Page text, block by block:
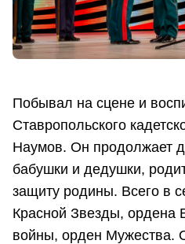
Побывал на сцене и
Ставропольского
Наумов. Он продолжает
бабушки и дедушки,
защиту родины. Всего в
Красной Звезды, ордена
войны, орден Мужества.